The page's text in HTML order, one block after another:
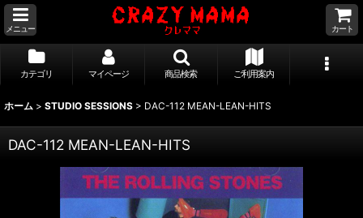
メニュー カート
カテゴリ マイページ 商品検索 ご利用案内
ホーム > STUDIO SESSIONS > DAC-112 MEAN-LEAN-HITS
DAC-112 MEAN-LEAN-HITS